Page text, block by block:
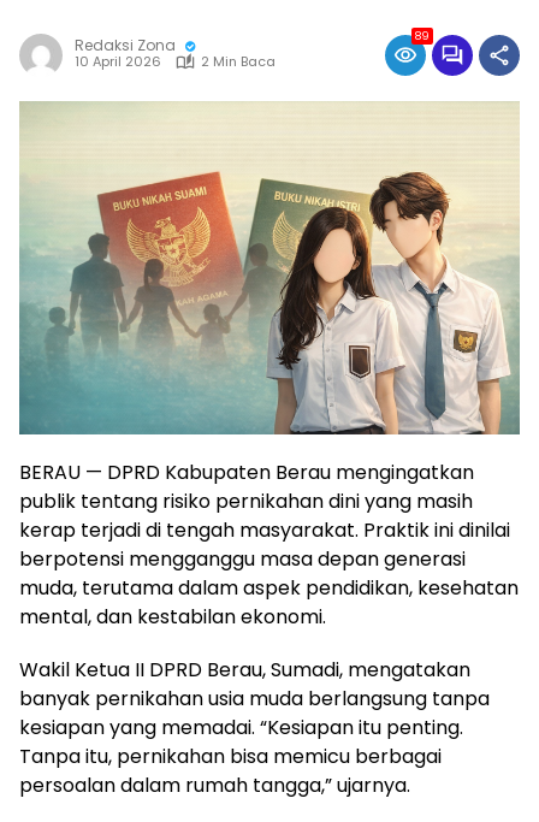
Redaksi Zona
10 April 2026 2 Min Baca
89
BERAU — DPRD Kabupaten Berau mengingatkan
publik tentang risiko pernikahan dini yang masih
kerap terjadi di tengah masyarakat. Praktik ini dinilai
berpotensi mengganggu masa depan generasi
muda, terutama dalam aspek pendidikan, kesehatan
mental, dan kestabilan ekonomi.
Wakil Ketua II DPRD Berau, Sumadi, mengatakan
banyak pernikahan usia muda berlangsung tanpa
kesiapan yang memadai. “Kesiapan itu penting.
Tanpa itu, pernikahan bisa memicu berbagai
persoalan dalam rumah tangga,” ujarnya.